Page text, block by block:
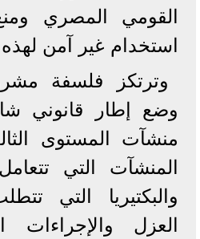
القومي المصري
استخدام غير آمن لهذه
وترتكز فلسفة
وضع إطار قانوني
منشآت المستوى
المنشآت التي
والبكتيريا التي
العزل والإجراءات